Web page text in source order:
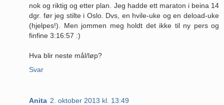
nok og riktig og etter plan. Jeg hadde ett maraton i beina 14
dgr. før jeg stilte i Oslo. Dvs, en hvile-uke og en deload-uke
(hjelpes!). Men jommen meg holdt det ikke til ny pers og
finfine 3:16:57 :)
Hva blir neste mål/løp?
Svar
Anita 2. oktober 2013 kl. 13:49